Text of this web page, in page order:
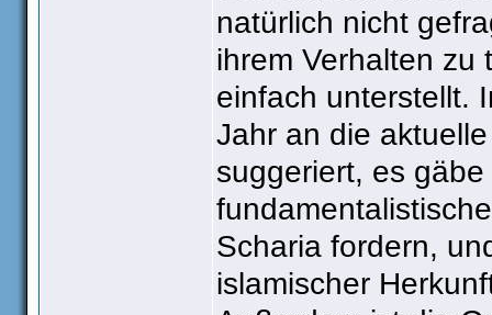
natürlich nicht
ihrem Verhalten zu
einfach unterstellt.
Jahr an die
suggeriert, es
Scharia fordern,
islamischer